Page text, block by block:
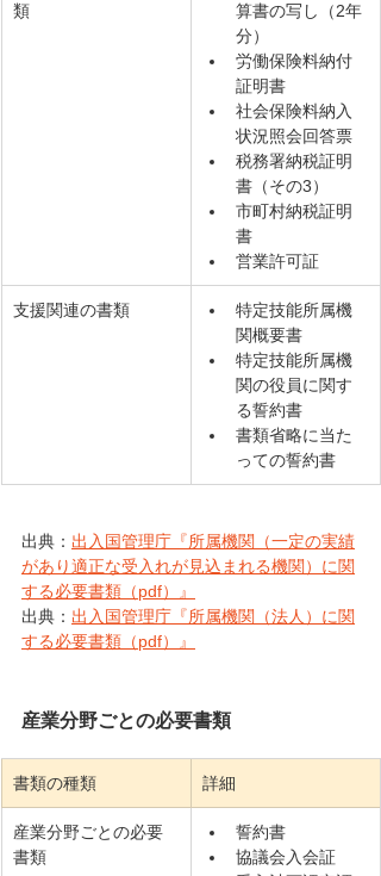
類
算書の写し（2年
分）
労働保険料納付
証明書
社会保険料納入
状況照会回答票
税務署納税証明
書（その3）
市町村納税証明
書
営業許可証
支援関連の書類
特定技能所属機
関概要書
特定技能所属機
関の役員に関す
る誓約書
書類省略に当た
っての誓約書
出典： 出入国管理庁『所属機関（一定の実績
があり適正な受入れが見込まれる機関）に関
する必要書類（pdf）』
出典： 出入国管理庁『所属機関（法人）に関
する必要書類（pdf）』
産業分野ごとの必要書類
書類の種類 詳細
産業分野ごとの必要
書類
誓約書
協議会入会証